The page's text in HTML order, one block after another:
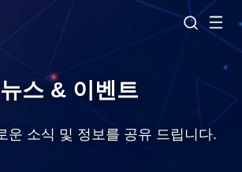
뉴스 & 이벤트
운 소식 및 정보를 공유 드립니다.